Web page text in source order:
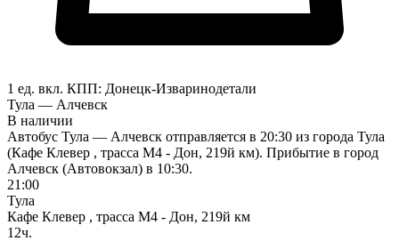
1 ед. вкл. КПП: Донецк-Изваринодетали
Тула — Алчевск
В наличии
Автобус Тула — Алчевск отправляется в 20:30 из города Тула
(Кафе Клевер , трасса М4 - Дон, 219й км). Прибытие в город
Алчевск (Автовокзал) в 10:30.
21:00
Тула
Кафе Клевер , трасса М4 - Дон, 219й км
12ч.